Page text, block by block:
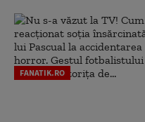
FANATIK.RO